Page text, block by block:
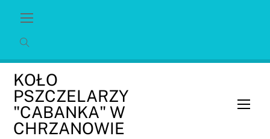
content
Menu
KOŁO
PSZCZELARZY
"CABANKA" W
CHRZANOWIE